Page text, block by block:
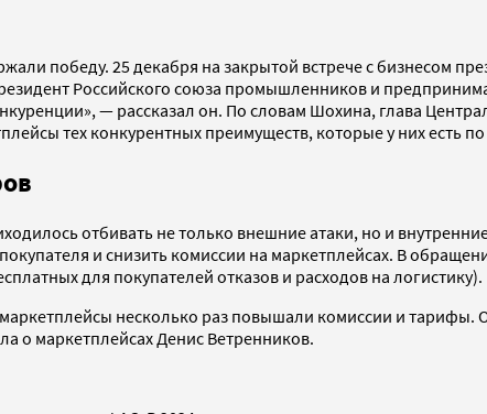
победу. 25 декабря на закрытой встрече с бизнесом
Российского союза промышленников и
— рассказал он. По словам Шохина, глава
тех конкурентных преимуществ, которые у них есть
отбивать не только внешние атаки, но и
и снизить комиссии на маркетплейсах. В
для покупателей отказов и расходов на логистику).
несколько раз повышали комиссии и
о маркетплейсах Денис Ветренников.